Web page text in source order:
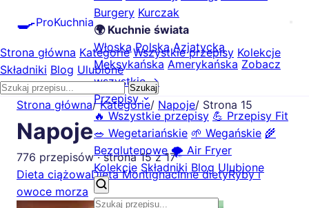
🍳ProKuchnia
Burgery Kurczak
🌍 Kuchnie świata
Włoska Polska Azjatycka
Meksykańska Amerykańska Zobacz
wszystkie →
Przepisy
🔥 Wszystkie przepisy 💪 Przepisy Fit
🥗 Wegetariańskie 🌱 Wegańskie 🌾
Bezglutenowe 🌪️ Air Fryer
Kolekcje Składniki Blog Ulubione
Strona główna Kategorie Wszystkie przepisy Kolekcje
Składniki Blog Ulubione
Szukaj
Strona główna/ Kategorie/ Napoje/ Strona 15
Napoje
776 przepisów · strona 15 z 17
Dieta ciążowaDieta MontignacInne dietyRyby i
owoce morza